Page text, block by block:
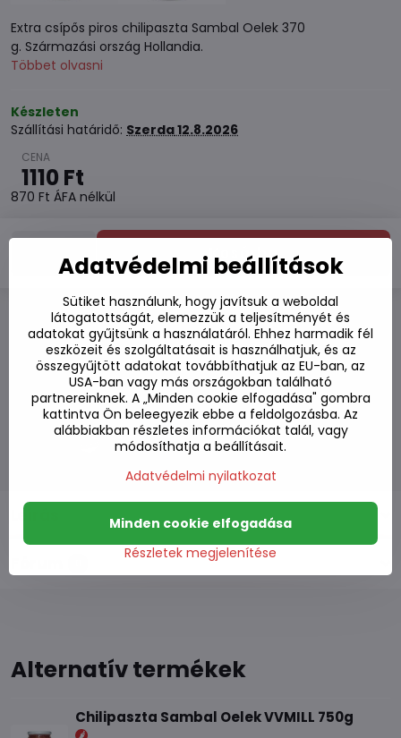
Extra csípős piros chilipaszta Sambal Oelek 370
g. Származási ország Hollandia.
Többet olvasni
Készleten
Szállítási határidő: Szerda12.8.2026
1110 Ft
870 Ft ÁFA nélkül
Kosárba
Hozzáadás a kedvencekhez
Hozzáadás a listához
Watchdog
Kézbesítés
Raktározási szám: S7#SK#8004#1
Gyártó:
Leírás
Alternatív termékek
Chilipaszta Sambal Oelek VVMILL 750g
Adatvédelmi beállítások
Sütiket használunk, hogy javítsuk a weboldal
látogatottságát, elemezzük a teljesítményét és
adatokat gyűjtsünk a használatáról. Ehhez harmadik fél
eszközeit és szolgáltatásait is használhatjuk, és az
összegyűjtött adatokat továbbíthatjuk az EU-ban, az
USA-ban vagy más országokban található
partnereinknek. A „Minden cookie elfogadása" gombra
kattintva Ön beleegyezik ebbe a feldolgozásba. Az
alábbiakban részletes információkat talál, vagy
módosíthatja a beállításait.
Adatvédelmi nyilatkozat
Részletek megjelenítése
Minden cookie elfogadása